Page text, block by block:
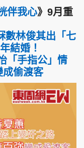
伴我心》9月重
數林俊其出「七
結婚！
「手指公」情
成偷渡客